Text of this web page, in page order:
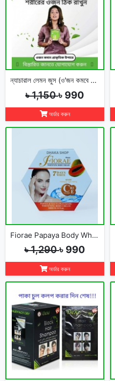
ন্যাচারাল লেমন জুস (ও'জন কমবে ম্যাজিকের মত) Lemon Juice
৳ 1,150৳ 990
অর্ডার করুন
Fiorae Papaya Body Whitening Cream
৳ 1,290৳ 990
অর্ডার করুন